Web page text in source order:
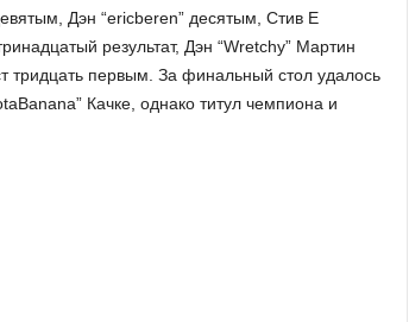
Дэн “ericberen” десятым, Стив Е
результат, Дэн “Wretchy” Мартин
первым. За финальный стол удалось
Качке, однако титул чемпиона и